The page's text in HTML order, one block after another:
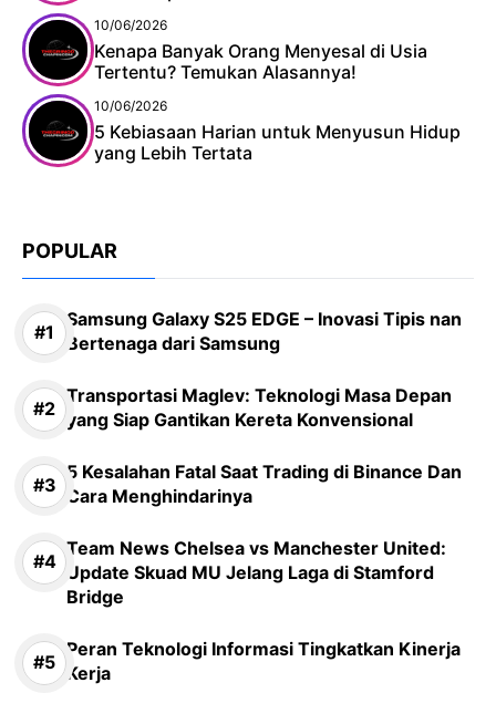
10/06/2026
Kenapa Banyak Orang Menyesal di Usia
Tertentu? Temukan Alasannya!
10/06/2026
5 Kebiasaan Harian untuk Menyusun Hidup
yang Lebih Tertata
POPULAR
Samsung Galaxy S25 EDGE – Inovasi Tipis nan
Bertenaga dari Samsung
Transportasi Maglev: Teknologi Masa Depan
yang Siap Gantikan Kereta Konvensional
5 Kesalahan Fatal Saat Trading di Binance Dan
Cara Menghindarinya
Team News Chelsea vs Manchester United:
Update Skuad MU Jelang Laga di Stamford
Bridge
Peran Teknologi Informasi Tingkatkan Kinerja
Kerja